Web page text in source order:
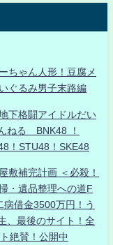
ちゃん人形！豆腐メ
ぐるみ男子末路編
下格闘アイドルだい
ねる BNK48 ！
！STU48！SKE48
敷補完計画 ＜必殺！
・遺品整理への道F
借金3500万円！う
、最後のサイト！全
絶賛！公開中